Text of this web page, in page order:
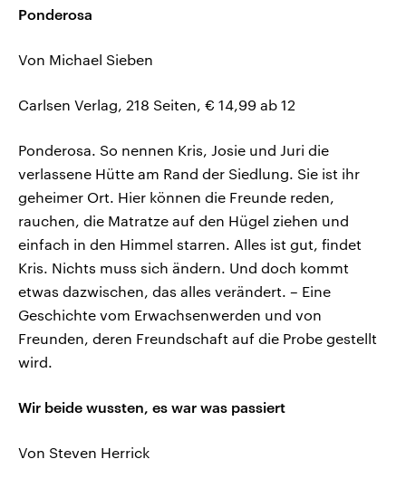
Ponderosa
Von Michael Sieben
Carlsen Verlag, 218 Seiten, € 14,99 ab 12
Ponderosa. So nennen Kris, Josie und Juri die
verlassene Hütte am Rand der Siedlung. Sie ist ihr
geheimer Ort. Hier können die Freunde reden,
rauchen, die Matratze auf den Hügel ziehen und
einfach in den Himmel starren. Alles ist gut, findet
Kris. Nichts muss sich ändern. Und doch kommt
etwas dazwischen, das alles verändert. – Eine
Geschichte vom Erwachsenwerden und von
Freunden, deren Freundschaft auf die Probe gestellt
wird.
Wir beide wussten, es war was passiert
Von Steven Herrick